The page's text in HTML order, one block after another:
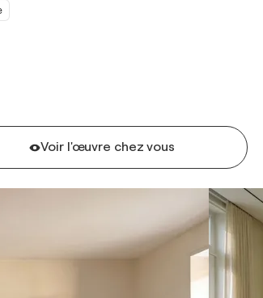
Voir l'œuvre chez vous